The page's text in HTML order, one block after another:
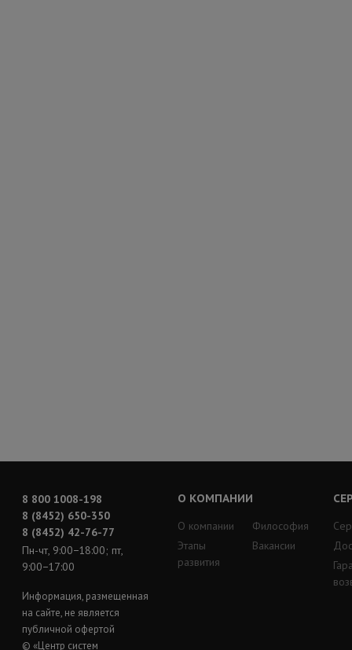
8 800 1008-198
8 (8452) 650-350
8 (8452) 42-76-77
Пн-чт, 9:00−18:00; пт,
9:00−17:00
Информация, размещенная
на сайте, не является
публичной офертой
© «Центр систем
О КОМПАНИИ
О компании
Этапы
развития
Философия
Вакансии